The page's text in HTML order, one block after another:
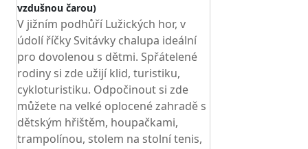
vzdušnou čarou)
V jižním podhůří Lužických hor, v
údolí říčky Svitávky chalupa ideální
pro dovolenou s dětmi. Spřátelené
rodiny si zde užijí klid, turistiku,
cykloturistiku. Odpočinout si zde
můžete na velké oplocené zahradě s
dětským hřištěm, houpačkami,
trampolínou, stolem na stolní tenis,